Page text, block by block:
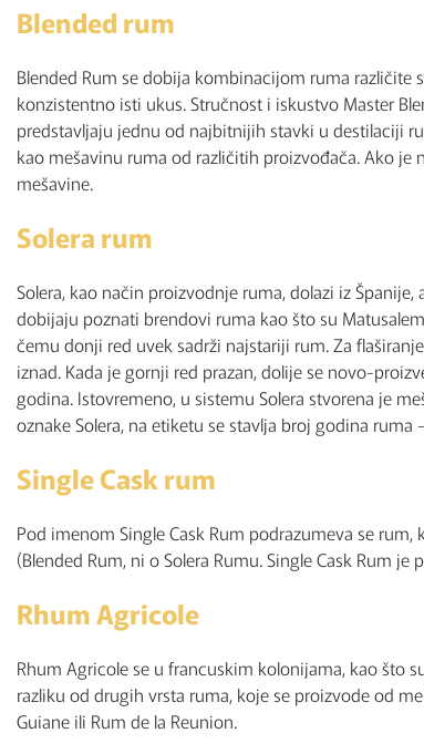
Blended rum
Blended Rum se dobija kombinacijom ruma
konzistentno isti ukus. Stručnost i iskustvo Master
predstavljaju jednu od najbitnijih stavki u destilaciji
kao mešavinu ruma od različitih proizvođača. Ako
mešavine.
Solera rum
Solera, kao način proizvodnje ruma, dolazi iz
dobijaju poznati brendovi ruma kao što su
čemu donji red uvek sadrži najstariji rum. Za
iznad. Kada je gornji red prazan, dolije se novo-
godina. Istovremeno, u sistemu Solera stvorena je
oznake Solera, na etiketu se stavlja broj godina
Single Cask rum
Pod imenom Single Cask Rum podrazumeva se
(Blended Rum, ni o Solera Rumu. Single Cask Rum
Rhum Agricole
Rhum Agricole se u francuskim kolonijama, kao što
razliku od drugih vrsta ruma, koje se proizvode od
Guiane ili Rum de la Reunion.